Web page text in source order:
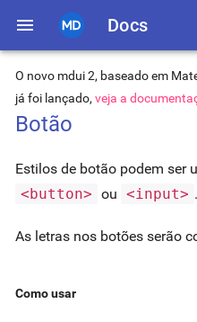
menu Docs
O novo mdui 2, baseado em
já foi lançado, veja a
Botão
Estilos de botão podem ser
<button> ou <input> .
As letras nos botões serão
Como usar